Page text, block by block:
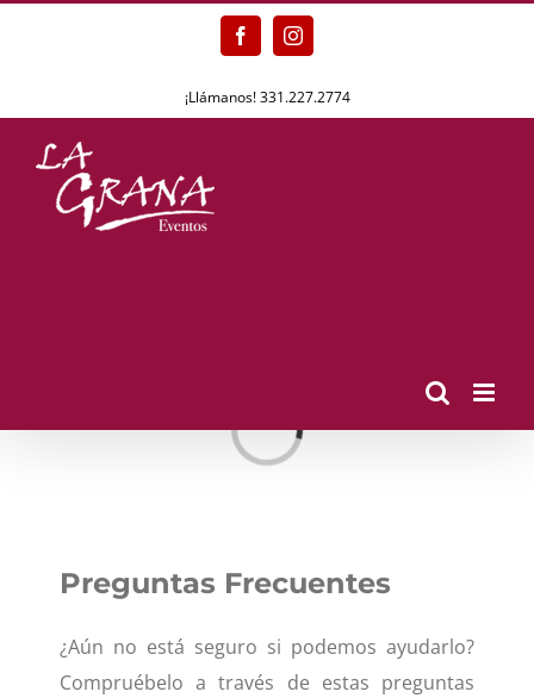
FacebookInstagram
¡Llámanos! 331.227.2774
Loading...
Preguntas Frecuentes
¿Aún no está seguro si podemos ayudarlo?
Compruébelo a través de estas preguntas